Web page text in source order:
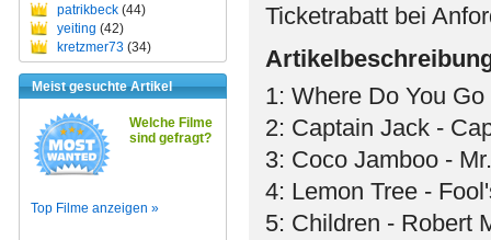
patrikbeck (44)
yeiting (42)
kretzmer73 (34)
Meist gesuchte Artikel
Welche Filme
sind gefragt?
Top Filme anzeigen »
Ticketrabatt bei
1: Where Do You
2: Captain Jack -
3: Coco Jamboo -
4: Lemon Tree -
5: Children - Robert